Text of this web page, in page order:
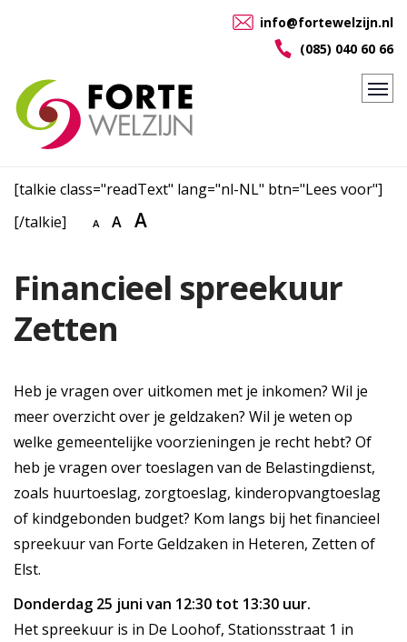
info@fortewelzijn.nl
(085) 040 60 66
[talkie class="readText" lang="nl-NL" btn="Lees voor"]
[/talkie]
A A A
Financieel spreekuur
Zetten
Heb je vragen over uitkomen met je inkomen? Wil je
meer overzicht over je geldzaken? Wil je weten op
welke gemeentelijke voorzieningen je recht hebt? Of
heb je vragen over toeslagen van de Belastingdienst,
zoals huurtoeslag, zorgtoeslag, kinderopvangtoeslag
of kindgebonden budget? Kom langs bij het financieel
spreekuur van Forte Geldzaken in Heteren, Zetten of
Elst.
Donderdag 25 juni van 12:30 tot 13:30 uur.
Het spreekuur is in De Loohof, Stationsstraat 1 in